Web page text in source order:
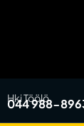
Hki Töölö
044 988-